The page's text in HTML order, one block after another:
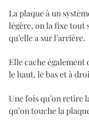
La plaque à un
légère, on la fixe tout
qu’elle a sur l’arrière.
Elle cache
le haut, le bas et à
Une fois qu’on retire
qu’on touche la